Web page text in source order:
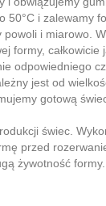
50°C i zalewamy
i miarowo.
formy, całkowicie
odpowiedniego
jest od
gotową
świec.
przed
żywotność formy.